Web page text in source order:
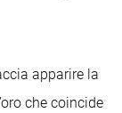
apparire la
che coincide